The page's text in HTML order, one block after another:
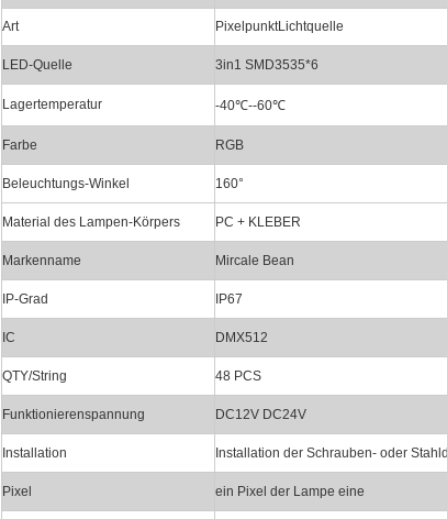
Art PixelpunktLichtquelle
LED-Quelle 3in1 SMD3535*6
Lagertemperatur -40℃--60℃
Farbe RGB
Beleuchtungs-Winkel 160°
Material des Lampen-Körpers PC + KLEBER
Markenname Mircale Bean
IP-Grad IP67
IC DMX512
QTY/String 48 PCS
Funktionierenspannung DC12V DC24V
Installation Installation der Schrauben- oder
Pixel ein Pixel der Lampe eine